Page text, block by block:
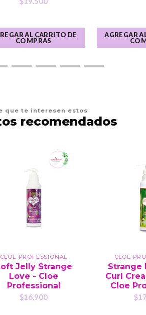
AL CARRITO DE
COMPRAS
AGREGAR
que te interesen estos
recomendados
CLOE PROFESSIONAL
Jelly Strange
Love - Cloe
Professional
$16.900
CLOE
Strange
Curl
Cloe